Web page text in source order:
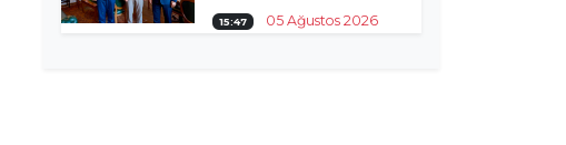
15:47 05 Ağustos 2026